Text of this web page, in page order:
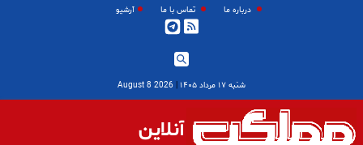
درباره ما تماس با ما آرشیو
شنبه ۱۷ مرداد ۱۴۰۵ |
2026 August 8
آنلاین